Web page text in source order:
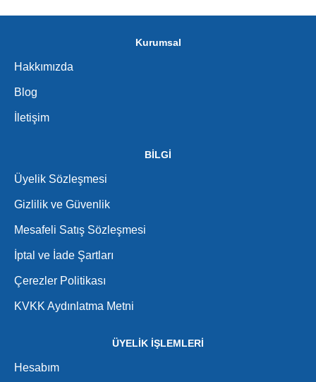
Kurumsal
Hakkımızda
Blog
İletişim
BİLGİ
Üyelik Sözleşmesi
Gizlilik ve Güvenlik
Mesafeli Satış Sözleşmesi
İptal ve İade Şartları
Çerezler Politikası
KVKK Aydınlatma Metni
ÜYELİK İŞLEMLERİ
Hesabım